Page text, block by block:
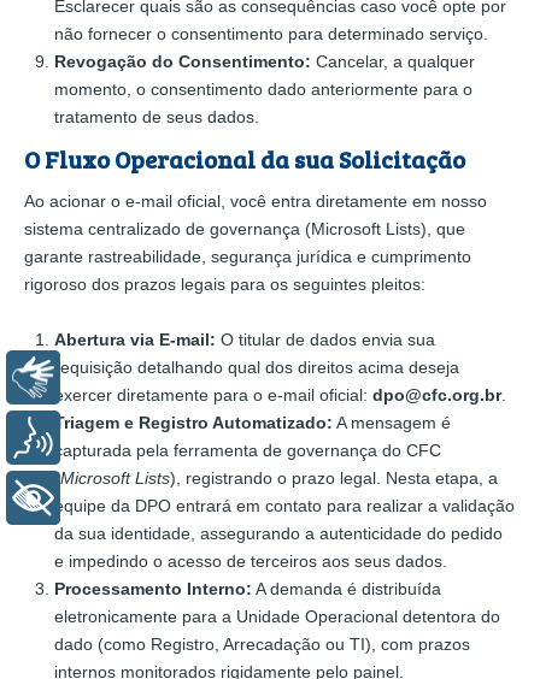
Esclarecer quais são as consequências caso você opte por
não fornecer o consentimento para determinado serviço.
Revogação do Consentimento: Cancelar, a qualquer
momento, o consentimento dado anteriormente para o
tratamento de seus dados.
O Fluxo Operacional da sua Solicitação
Ao acionar o e-mail oficial, você entra diretamente em nosso
sistema centralizado de governança (Microsoft Lists), que
garante rastreabilidade, segurança jurídica e cumprimento
rigoroso dos prazos legais para os seguintes pleitos:
Abertura via E-mail: O titular de dados envia sua
requisição detalhando qual dos direitos acima deseja
exercer diretamente para o e-mail oficial: dpo@cfc.org.br.
Triagem e Registro Automatizado: A mensagem é
capturada pela ferramenta de governança do CFC
(Microsoft Lists), registrando o prazo legal. Nesta etapa, a
equipe da DPO entrará em contato para realizar a validação
da sua identidade, assegurando a autenticidade do pedido
e impedindo o acesso de terceiros aos seus dados.
Processamento Interno: A demanda é distribuída
eletronicamente para a Unidade Operacional detentora do
dado (como Registro, Arrecadação ou TI), com prazos
internos monitorados rigidamente pelo painel.
Libras
Voz
+ Acessibilidade